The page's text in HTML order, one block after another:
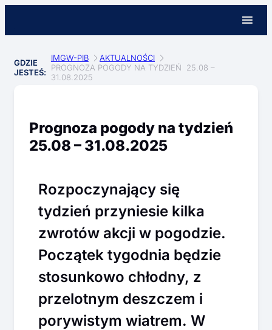
GDZIE
JESTEŚ:
IMGW-PIB
AKTUALNOŚCI
PROGNOZA POGODY NA TYDZIEŃ 25.08 –
31.08.2025
Prognoza pogody na tydzień
25.08 – 31.08.2025
Rozpoczynający się
tydzień przyniesie kilka
zwrotów akcji w pogodzie.
Początek tygodnia będzie
stosunkowo chłodny, z
przelotnym deszczem i
porywistym wiatrem. W